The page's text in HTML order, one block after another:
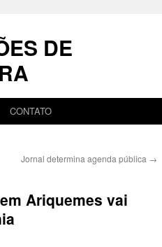
DE
CONTATO
Jornal determina agenda pública →
Ariquemes vai